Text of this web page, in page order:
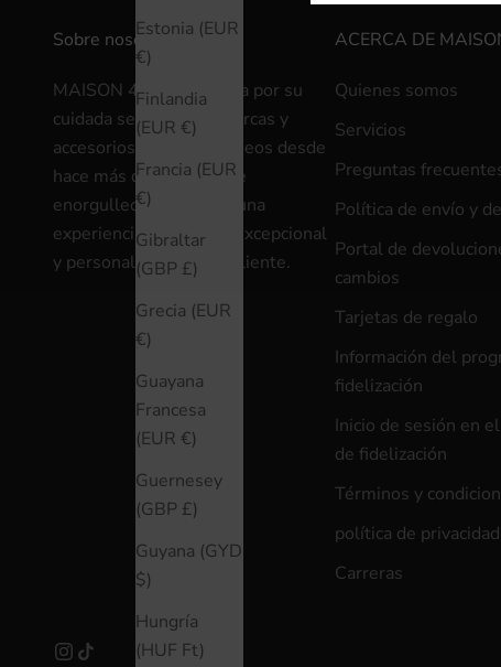
Estonia (EUR
€)
Finlandia
(EUR €)
Francia (EUR
€)
Gibraltar
(GBP £)
Grecia (EUR
€)
Guayana
Francesa
(EUR €)
Guernesey
(GBP £)
Guyana (GYD
$)
Hungría
(HUF Ft)
Sobre nosotros
MAISON 4110, conocida por su
cuidada selección de marcas y
accesorios contemporáneos desde
hace más de 30 años, se
enorgullece de ofrecer una
experiencia de compra excepcional
y personalizada a cada cliente.
ACERCA DE
Quienes somos
Servicios
Preguntas
Política de envío y
Portal de
cambios
Tarjetas de regalo
Información del
fidelización
Inicio de sesión en
de fidelización
Términos y
política de privacidad
Carreras